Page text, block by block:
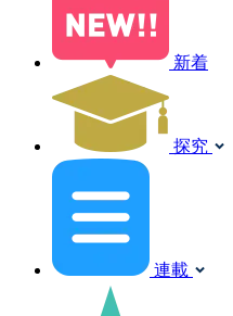
新着
探究
連載